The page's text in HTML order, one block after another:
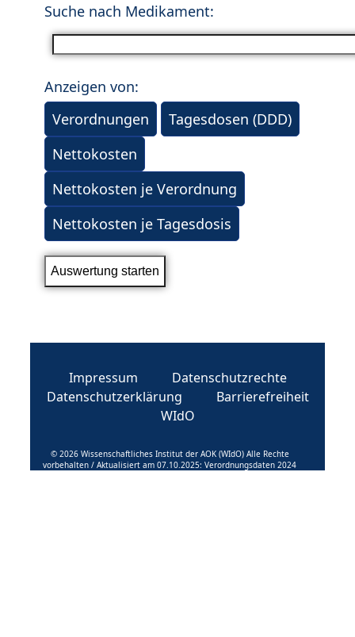
Suche nach Medikament:
Anzeigen von:
Verordnungen
Tagesdosen (DDD)
Nettokosten
Nettokosten je Verordnung
Nettokosten je Tagesdosis
Impressum
Datenschutzrechte
Datenschutzerklärung
Barrierefreiheit
WIdO
© 2026 Wissenschaftliches Institut der AOK (WIdO) Alle Rechte
vorbehalten / Aktualisiert am 07.10.2025: Verordnungsdaten 2024